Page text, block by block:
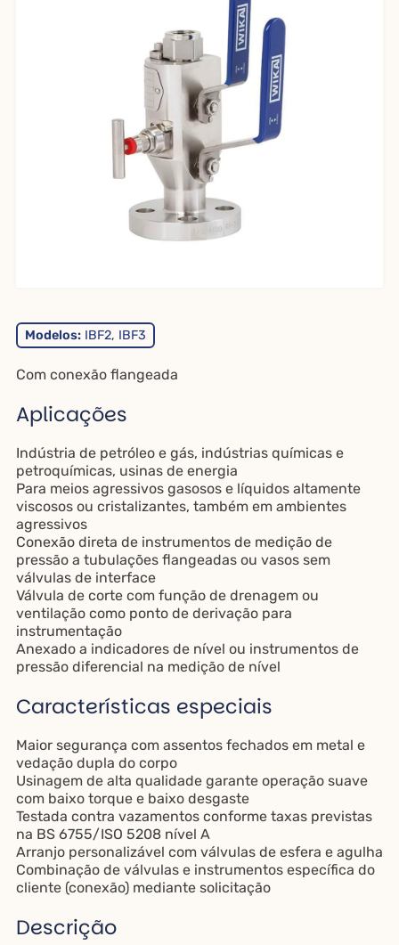
Modelos:IBF2, IBF3
Com conexão flangeada
Aplicações
Indústria de petróleo e gás, indústrias químicas e
petroquímicas, usinas de energia
Para meios agressivos gasosos e líquidos altamente
viscosos ou cristalizantes, também em ambientes
agressivos
Conexão direta de instrumentos de medição de
pressão a tubulações flangeadas ou vasos sem
válvulas de interface
Válvula de corte com função de drenagem ou
ventilação como ponto de derivação para
instrumentação
Anexado a indicadores de nível ou instrumentos de
pressão diferencial na medição de nível
Características especiais
Maior segurança com assentos fechados em metal e
vedação dupla do corpo
Usinagem de alta qualidade garante operação suave
com baixo torque e baixo desgaste
Testada contra vazamentos conforme taxas previstas
na BS 6755/ISO 5208 nível A
Arranjo personalizável com válvulas de esfera e agulha
Combinação de válvulas e instrumentos específica do
cliente (conexão) mediante solicitação
Descrição